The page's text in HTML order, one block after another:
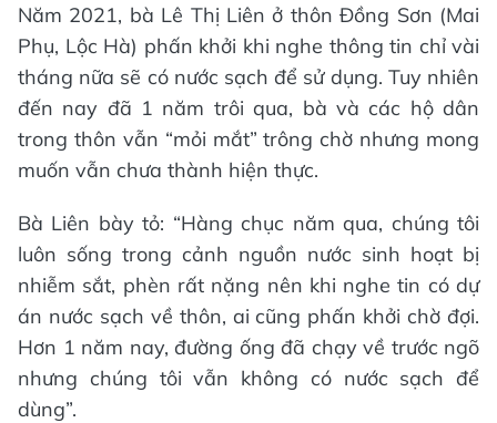
Năm 2021, bà Lê Thị Liên ở thôn Đồng Sơn (Mai
Phụ, Lộc Hà) phấn khởi khi nghe thông tin chỉ vài
tháng nữa sẽ có nước sạch để sử dụng. Tuy nhiên
đến nay đã 1 năm trôi qua, bà và các hộ dân
trong thôn vẫn “mỏi mắt” trông chờ nhưng mong
muốn vẫn chưa thành hiện thực.
Bà Liên bày tỏ: “Hàng chục năm qua, chúng tôi
luôn sống trong cảnh nguồn nước sinh hoạt bị
nhiễm sắt, phèn rất nặng nên khi nghe tin có dự
án nước sạch về thôn, ai cũng phấn khởi chờ đợi.
Hơn 1 năm nay, đường ống đã chạy về trước ngõ
nhưng chúng tôi vẫn không có nước sạch để
dùng”.